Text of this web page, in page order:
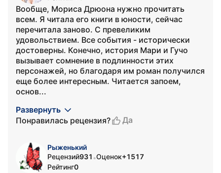
Вообще, Мориса Дрюона нужно прочитать
всем. Я читала его книги в юности, сейчас
перечитала заново. С превеликим
удовольствием. Все события - исторически
достоверны. Конечно, история Мари и Гучо
вызывает сомнение в подлинности этих
персонажей, но благодаря им роман получился
еще более интересным. Читается запоем,
основ...
Развернуть
Понравилась рецензия?
Да
Рыженький
Рецензий931 •Оценок+1517
Рейтинг0